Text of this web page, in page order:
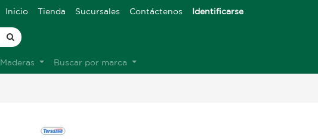
Inicio Tienda Sucursales Contáctenos Identificarse
Maderas Buscar por marca